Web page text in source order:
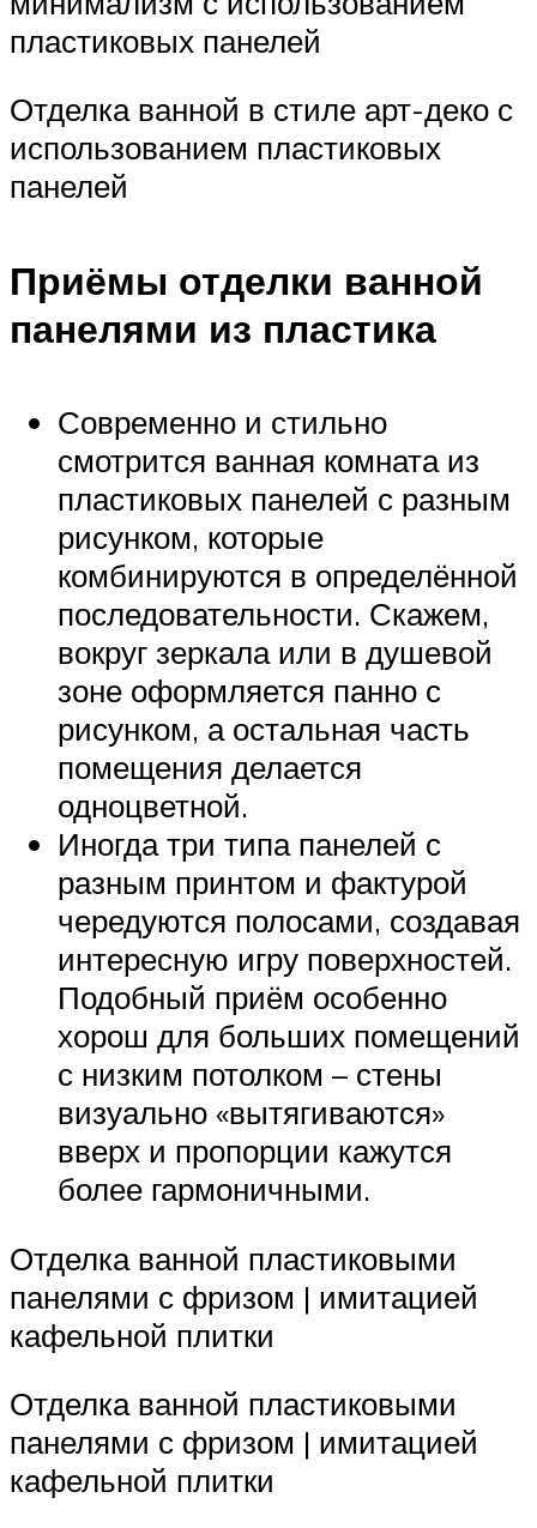
пластиковых панелей
Отделка ванной в стиле арт-деко с
использованием пластиковых
панелей
Приёмы отделки ванной
панелями из пластика
Современно и стильно
смотрится ванная комната из
пластиковых панелей с разным
рисунком, которые
комбинируются в определённой
последовательности. Скажем,
вокруг зеркала или в душевой
зоне оформляется панно с
рисунком, а остальная часть
помещения делается
одноцветной.
Иногда три типа панелей с
разным принтом и фактурой
чередуются полосами, создавая
интересную игру поверхностей.
Подобный приём особенно
хорош для больших помещений
с низким потолком – стены
визуально «вытягиваются»
вверх и пропорции кажутся
более гармоничными.
Отделка ванной пластиковыми
панелями с фризом | имитацией
кафельной плитки
Отделка ванной пластиковыми
панелями с фризом | имитацией
кафельной плитки